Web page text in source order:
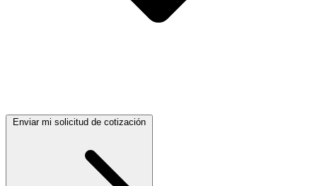
Enviar mi solicitud de cotización